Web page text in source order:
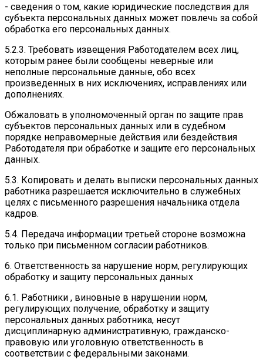
- сведения о том, какие юридические последствия для
субъекта персональных данных может повлечь за собой
обработка его персональных данных.
5.2.3. Требовать извещения Работодателем всех лиц,
которым ранее были сообщены неверные или
неполные персональные данные, обо всех
произведенных в них исключениях, исправлениях или
дополнениях.
Обжаловать в уполномоченный орган по защите прав
субъектов персональных данных или в судебном
порядке неправомерные действия или бездействия
Работодателя при обработке и защите его персональных
данных.
5.3. Копировать и делать выписки персональных данных
работника разрешается исключительно в служебных
целях с письменного разрешения начальника отдела
кадров.
5.4. Передача информации третьей стороне возможна
только при письменном согласии работников.
6. Ответственность за нарушение норм, регулирующих
обработку и защиту персональных данных
6.1. Работники , виновные в нарушении норм,
регулирующих получение, обработку и защиту
персональных данных работника, несут
дисциплинарную административную, гражданско-
правовую или уголовную ответственность в
соответствии с федеральными законами.